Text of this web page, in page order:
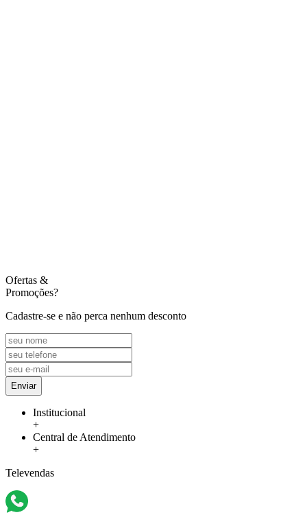
Ofertas &
Promoções?
Cadastre-se e não perca nenhum desconto
Enviar
Institucional
+
Central de Atendimento
+
Televendas